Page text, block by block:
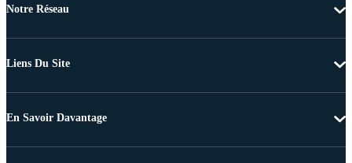
Notre Réseau
Liens Du Site
En Savoir Davantage